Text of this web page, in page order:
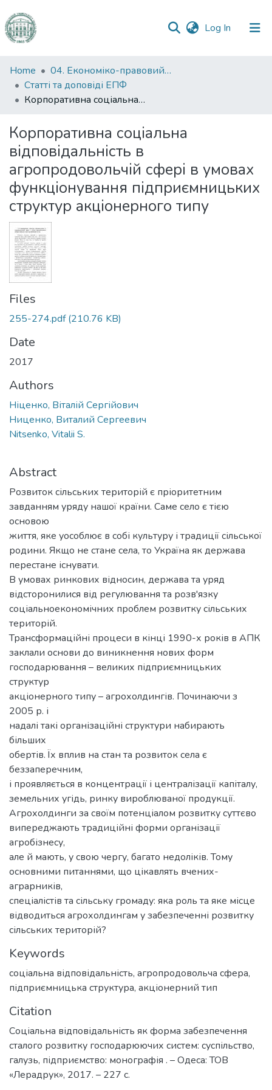
Log In (current)
Communities
&
Collections
Statistics
Home
04. Економіко-правовий факультет
Статті та доповіді ЕПФ
Корпоративна соціальна відповідальність в агропродовольчій сфері в умовах функціонування підприємницьких структур акціонерного типу
Корпоративна соціальна
відповідальність в
агропродовольчій сфері в умовах
функціонування підприємницьких
структур акціонерного типу
Files
255-274.pdf(210.76 KB)
Date
2017
Authors
Ніценко, Віталій Сергійович
Ниценко, Виталий Сергеевич
Nitsenko, Vitalii S.
Abstract
Розвиток сільських територій є пріоритетним
завданням уряду нашої країни. Саме село є тією
основою
життя, яке уособлює в собі культуру і традиції сільської
родини. Якщо не стане села, то Україна як держава
перестане існувати.
В умовах ринкових відносин, держава та уряд
відсторонилися від регулювання та розв'язку
соціальноекономічних проблем розвитку сільських
територій.
Трансформаційні процеси в кінці 1990-х років в АПК
заклали основи до виникнення нових форм
господарювання – великих підприємницьких
структур
акціонерного типу – агрохолдингів. Починаючи з
2005 р. і
надалі такі організаційні структури набирають
більших
обертів. Їх вплив на стан та розвиток села є
беззаперечним,
і проявляється в концентрації і централізації капіталу,
земельних угідь, ринку вироблюваної продукції.
Агрохолдинги за своїм потенціалом розвитку суттєво
випереджають традиційні форми організації
агробізнесу,
але й мають, у свою чергу, багато недоліків. Тому
основними питаннями, що цікавлять вчених-
аграрників,
спеціалістів та сільську громаду: яка роль та яке місце
відводиться агрохолдингам у забезпеченні розвитку
сільських територій?
Keywords
соціальна відповідальність, агропродовольча сфера,
підприємницька структура, акціонерний тип
Citation
Соціальна відповідальність як форма забезпечення
сталого розвитку господарюючих систем: суспільство,
галузь, підприємство: монографія . – Одеса: ТОВ
«Лерадрук», 2017. – 227 с.